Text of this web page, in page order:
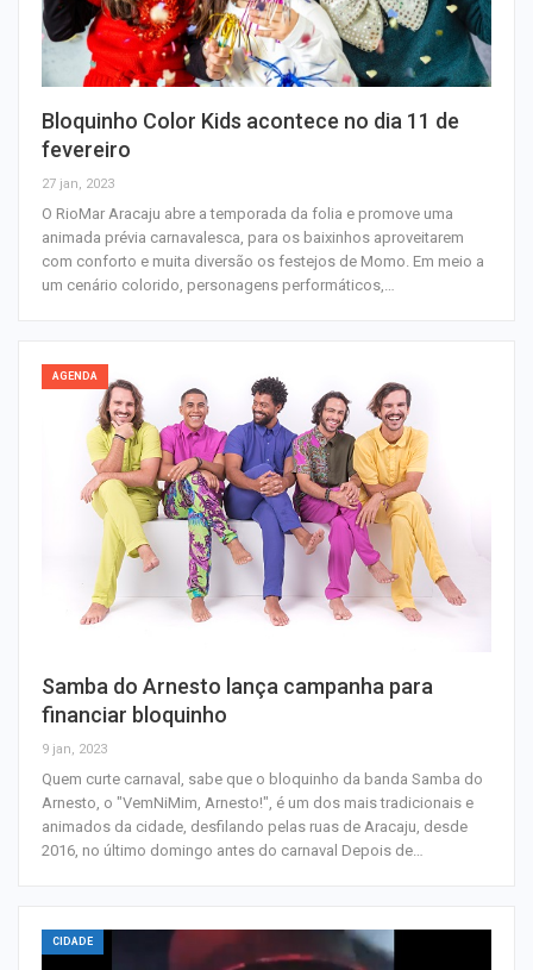
Bloquinho Color Kids acontece no dia 11 de
fevereiro
27 jan, 2023
O RioMar Aracaju abre a temporada da folia e promove uma
animada prévia carnavalesca, para os baixinhos aproveitarem
com conforto e muita diversão os festejos de Momo. Em meio a
um cenário colorido, personagens performáticos,…
AGENDA
Samba do Arnesto lança campanha para
financiar bloquinho
9 jan, 2023
Quem curte carnaval, sabe que o bloquinho da banda Samba do
Arnesto, o "VemNiMim, Arnesto!", é um dos mais tradicionais e
animados da cidade, desfilando pelas ruas de Aracaju, desde
2016, no último domingo antes do carnaval Depois de…
CIDADE